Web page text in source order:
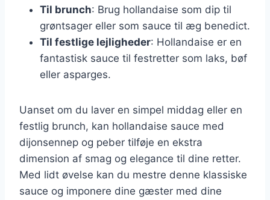
Til brunch: Brug hollandaise som dip til
grøntsager eller som sauce til æg benedict.
Til festlige lejligheder: Hollandaise er en
fantastisk sauce til festretter som laks, bøf
eller asparges.
Uanset om du laver en simpel middag eller en
festlig brunch, kan hollandaise sauce med
dijonsennep og peber tilføje en ekstra
dimension af smag og elegance til dine retter.
Med lidt øvelse kan du mestre denne klassiske
sauce og imponere dine gæster med dine